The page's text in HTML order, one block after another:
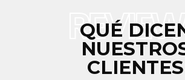
QUÉ
CLIENTES